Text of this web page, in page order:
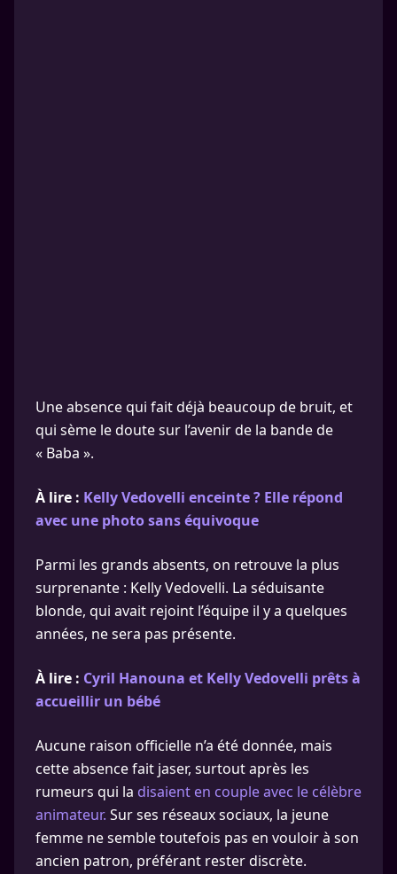
Une absence qui fait déjà beaucoup de bruit, et
qui sème le doute sur l’avenir de la bande de
« Baba ».
À lire : Kelly Vedovelli enceinte ? Elle répond
avec une photo sans équivoque
Parmi les grands absents, on retrouve la plus
surprenante : Kelly Vedovelli. La séduisante
blonde, qui avait rejoint l’équipe il y a quelques
années, ne sera pas présente.
À lire : Cyril Hanouna et Kelly Vedovelli prêts à
accueillir un bébé
Aucune raison officielle n’a été donnée, mais
cette absence fait jaser, surtout après les
rumeurs qui la disaient en couple avec le célèbre
animateur. Sur ses réseaux sociaux, la jeune
femme ne semble toutefois pas en vouloir à son
ancien patron, préférant rester discrète.